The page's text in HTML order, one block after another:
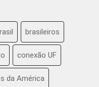
brasileiros
conexão UF
da América